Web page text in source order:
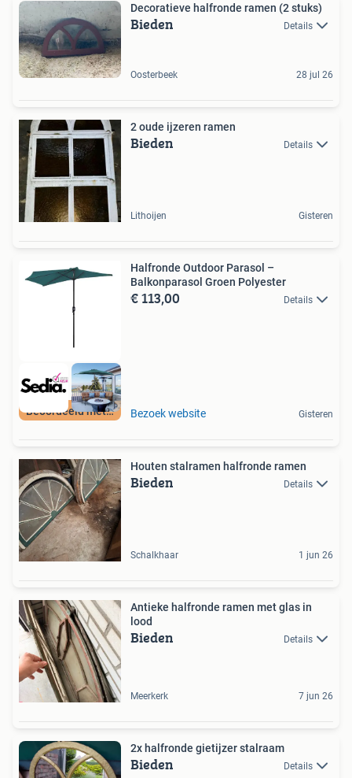
Decoratieve halfronde ramen (2 stuks)
Bieden Details
Oosterbeek 28 jul 26
2 oude ijzeren ramen
Bieden Details
Lithoijen Gisteren
Beoordeeld met 9+
Halfronde Outdoor Parasol –
Balkonparasol Groen Polyester
€ 113,00 Details
Bezoek website Gisteren
Houten stalramen halfronde ramen
Bieden Details
Schalkhaar 1 jun 26
Antieke halfronde ramen met glas in
lood
Bieden Details
Meerkerk 7 jun 26
2x halfronde gietijzer stalraam
Bieden Details